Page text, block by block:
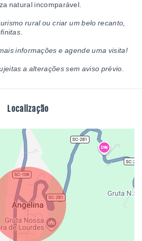
natural incomparável.
rural ou criar um belo recanto,
informações e agende uma visita!
a alterações sem aviso prévio.
Localização